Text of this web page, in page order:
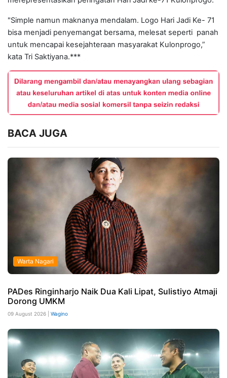
"Simple namun maknanya mendalam. Logo Hari Jadi Ke- 71
bisa menjadi penyemangat bersama, melesat seperti panah
untuk mencapai kesejahteraan masyarakat Kulonprogo,”
kata Tri Saktiyana.***
BACA JUGA
Warta Nagari
PADes Ringinharjo Naik Dua Kali Lipat, Sulistiyo Atmaji
Dorong UMKM
09 August 2026 | Wagino